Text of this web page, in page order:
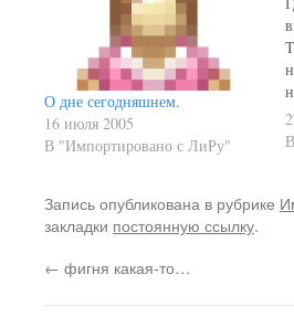
О дне сегодняшнем.
16 июля 2005
В "Импортировано с ЛиРу"
Запись опубликована в рубрике
закладки постоянную ссылку.
← фигня какая-то…